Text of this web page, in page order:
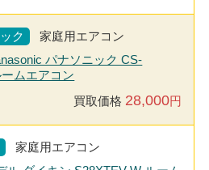
ク
家庭用エアコン
パナソニック CS-
ムエアコン
買取価格 28,000円
家庭用エアコン